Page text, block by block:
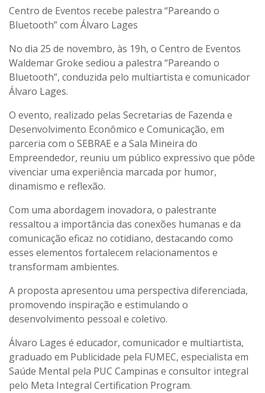
Centro de Eventos recebe palestra “Pareando o
Bluetooth” com Álvaro Lages
No dia 25 de novembro, às 19h, o Centro de Eventos
Waldemar Groke sediou a palestra “Pareando o
Bluetooth”, conduzida pelo multiartista e comunicador
Álvaro Lages.
O evento, realizado pelas Secretarias de Fazenda e
Desenvolvimento Econômico e Comunicação, em
parceria com o SEBRAE e a Sala Mineira do
Empreendedor, reuniu um público expressivo que pôde
vivenciar uma experiência marcada por humor,
dinamismo e reflexão.
Com uma abordagem inovadora, o palestrante
ressaltou a importância das conexões humanas e da
comunicação eficaz no cotidiano, destacando como
esses elementos fortalecem relacionamentos e
transformam ambientes.
A proposta apresentou uma perspectiva diferenciada,
promovendo inspiração e estimulando o
desenvolvimento pessoal e coletivo.
Álvaro Lages é educador, comunicador e multiartista,
graduado em Publicidade pela FUMEC, especialista em
Saúde Mental pela PUC Campinas e consultor integral
pelo Meta Integral Certification Program.